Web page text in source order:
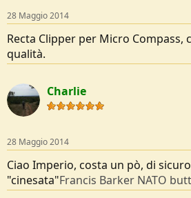
28 Maggio 2014
Recta Clipper per Micro Compass,
qualità.
Charlie
28 Maggio 2014
Ciao Imperio, costa un pò, di
"cinesata"Francis Barker NATO